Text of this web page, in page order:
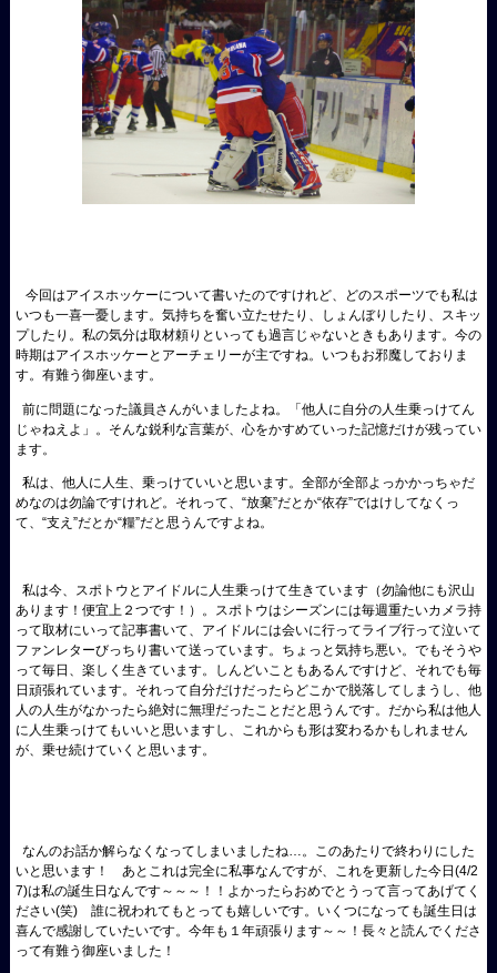
今回はアイスホッケーについて書いたのですけれど、どのスポーツでも私は
いつも一喜一憂します。気持ちを奮い立たせたり、しょんぼりしたり、スキッ
プしたり。私の気分は取材頼りといっても過言じゃないときもあります。今の
時期はアイスホッケーとアーチェリーが主ですね。いつもお邪魔しておりま
す。有難う御座います。
前に問題になった議員さんがいましたよね。「他人に自分の人生乗っけてん
じゃねえよ」。そんな鋭利な言葉が、心をかすめていった記憶だけが残ってい
ます。
私は、他人に人生、乗っけていいと思います。全部が全部よっかかっちゃだ
めなのは勿論ですけれど。それって、“放棄”だとか“依存”ではけしてなくっ
て、“支え”だとか“糧”だと思うんですよね。
私は今、スポトウとアイドルに人生乗っけて生きています（勿論他にも沢山
あります！便宜上２つです！）。スポトウはシーズンには毎週重たいカメラ持
って取材にいって記事書いて、アイドルには会いに行ってライブ行って泣いて
ファンレターびっちり書いて送っています。ちょっと気持ち悪い。でもそうや
って毎日、楽しく生きています。しんどいこともあるんですけど、それでも毎
日頑張れています。それって自分だけだったらどこかで脱落してしまうし、他
人の人生がなかったら絶対に無理だったことだと思うんです。だから私は他人
に人生乗っけてもいいと思いますし、これからも形は変わるかもしれません
が、乗せ続けていくと思います。
なんのお話か解らなくなってしまいましたね…。このあたりで終わりにした
いと思います！ あとこれは完全に私事なんですが、これを更新した今日(4/2
7)は私の誕生日なんです～～～！！よかったらおめでとうって言ってあげてく
ださい(笑) 誰に祝われてもとっても嬉しいです。いくつになっても誕生日は
喜んで感謝していたいです。今年も１年頑張ります～～！長々と読んでくださ
って有難う御座いました！